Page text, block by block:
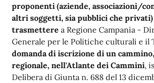
proponenti (aziende, associazioni/
altri soggetti, sia pubblici che privati)
trasmettere a Regione Campania -
Generale per le Politiche culturali e il
domanda di iscrizione di un
regionale, nell'Atlante dei Cammini,
Delibera di Giunta n. 688 del 13